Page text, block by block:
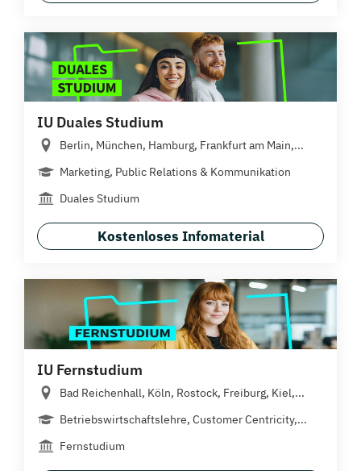
IU Duales Studium
Berlin, München, Hamburg, Frankfurt am Main,...
Marketing, Public Relations & Kommunikation
Duales Studium
Kostenloses Infomaterial
IU Fernstudium
Bad Reichenhall, Köln, Rostock, Freiburg, Kiel,...
Betriebswirtschaftslehre, Customer Centricity,...
Fernstudium